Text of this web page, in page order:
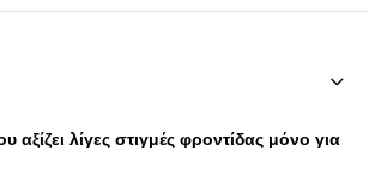
αξίζει λίγες στιγμές φροντίδας μόνο για